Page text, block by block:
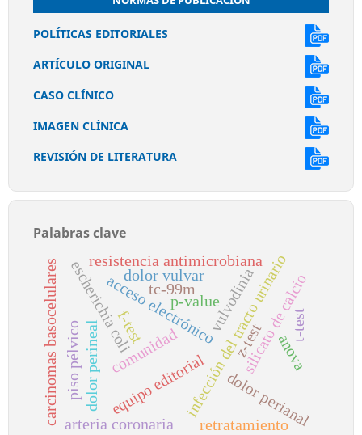
POLÍTICAS EDITORIALES
ARTÍCULO ORIGINAL
CASO CLÍNICO
IMAGEN CLÍNICA
REVISIÓN DE LITERATURA
Palabras clave
equipo editorial
acceso electrónicoinfección del tracto urinario
comunidad
escherichia coli
resistencia antimicrobiana
dolor perineal
vulvodinia
dolor vulvar
dolor perianal
piso pélvico
retratamiento
silicato de calcio
p-value
z-test t-test
anova
f-test
arteria coronaria
carcinomas basocelulares tc-99m